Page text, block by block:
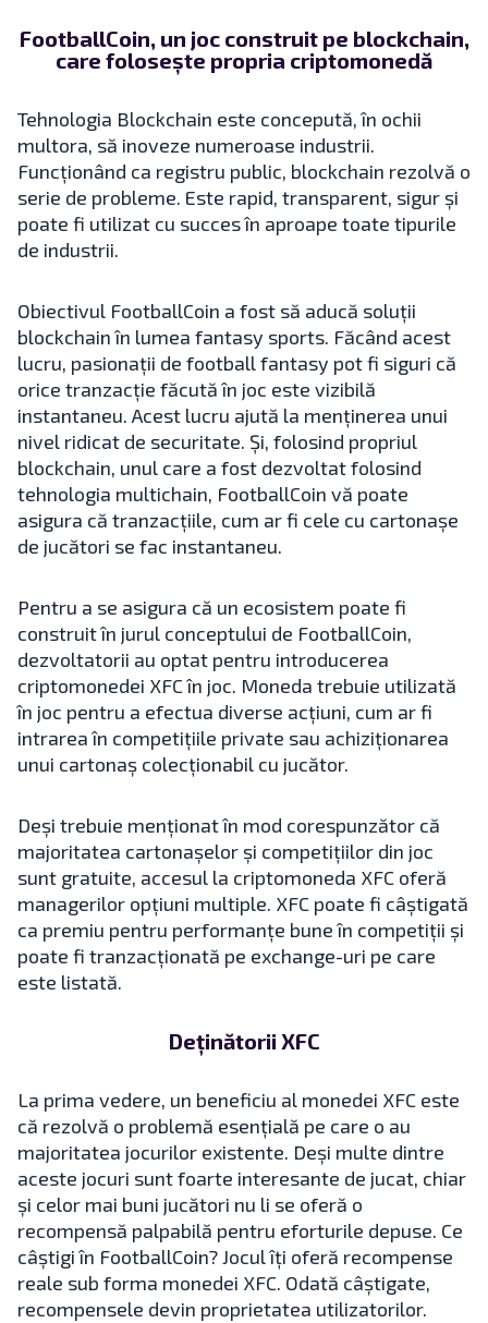
FootballCoin, un joc construit pe blockchain,
care folosește propria criptomonedă
Tehnologia Blockchain este concepută, în ochii
multora, să inoveze numeroase industrii.
Funcționând ca registru public, blockchain rezolvă o
serie de probleme. Este rapid, transparent, sigur și
poate fi utilizat cu succes în aproape toate tipurile
de industrii.
Obiectivul FootballCoin a fost să aducă soluții
blockchain în lumea fantasy sports. Făcând acest
lucru, pasionații de football fantasy pot fi siguri că
orice tranzacție făcută în joc este vizibilă
instantaneu. Acest lucru ajută la menținerea unui
nivel ridicat de securitate. Și, folosind propriul
blockchain, unul care a fost dezvoltat folosind
tehnologia multichain, FootballCoin vă poate
asigura că tranzacțiile, cum ar fi cele cu cartonașe
de jucători se fac instantaneu.
Pentru a se asigura că un ecosistem poate fi
construit în jurul conceptului de FootballCoin,
dezvoltatorii au optat pentru introducerea
criptomonedei XFC în joc. Moneda trebuie utilizată
în joc pentru a efectua diverse acțiuni, cum ar fi
intrarea în competițiile private sau achiziționarea
unui cartonaș colecționabil cu jucător.
Deși trebuie menționat în mod corespunzător că
majoritatea cartonașelor și competițiilor din joc
sunt gratuite, accesul la criptomoneda XFC oferă
managerilor opțiuni multiple. XFC poate fi câștigată
ca premiu pentru performanțe bune în competiții și
poate fi tranzacționată pe exchange-uri pe care
este listată.
Deținătorii XFC
La prima vedere, un beneficiu al monedei XFC este
că rezolvă o problemă esențială pe care o au
majoritatea jocurilor existente. Deși multe dintre
aceste jocuri sunt foarte interesante de jucat, chiar
și celor mai buni jucători nu li se oferă o
recompensă palpabilă pentru eforturile depuse. Ce
câștigi în FootballCoin? Jocul îți oferă recompense
reale sub forma monedei XFC. Odată câștigate,
recompensele devin proprietatea utilizatorilor.